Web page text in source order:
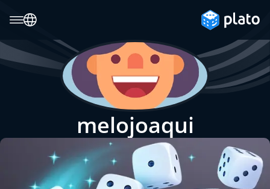
melojoaqui